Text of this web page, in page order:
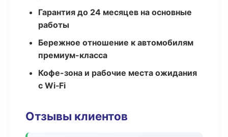
Гарантия до 24 месяцев на основные
работы
Бережное отношение к автомобилям
премиум-класса
Кофе-зона и рабочие места ожидания
с Wi‑Fi
Отзывы клиентов